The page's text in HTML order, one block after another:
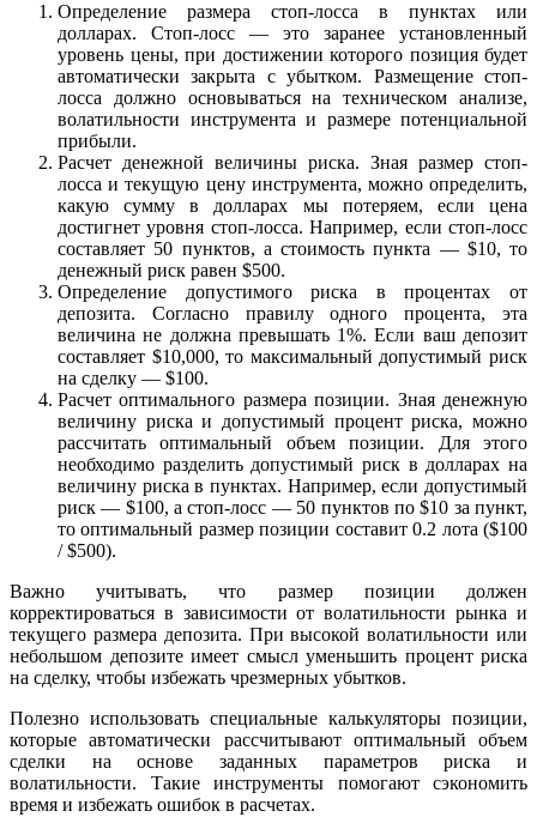
Определение размера стоп-лосса в пунктах или
долларах. Стоп-лосс — это заранее установленный
уровень цены, при достижении которого позиция будет
автоматически закрыта с убытком. Размещение стоп-
лосса должно основываться на техническом анализе,
волатильности инструмента и размере потенциальной
прибыли.
Расчет денежной величины риска. Зная размер стоп-
лосса и текущую цену инструмента, можно определить,
какую сумму в долларах мы потеряем, если цена
достигнет уровня стоп-лосса. Например, если стоп-лосс
составляет 50 пунктов, а стоимость пункта — $10, то
денежный риск равен $500.
Определение допустимого риска в процентах от
депозита. Согласно правилу одного процента, эта
величина не должна превышать 1%. Если ваш депозит
составляет $10,000, то максимальный допустимый риск
на сделку — $100.
Расчет оптимального размера позиции. Зная денежную
величину риска и допустимый процент риска, можно
рассчитать оптимальный объем позиции. Для этого
необходимо разделить допустимый риск в долларах на
величину риска в пунктах. Например, если допустимый
риск — $100, а стоп-лосс — 50 пунктов по $10 за пункт,
то оптимальный размер позиции составит 0.2 лота ($100
/ $500).
Важно учитывать, что размер позиции должен
корректироваться в зависимости от волатильности рынка и
текущего размера депозита. При высокой волатильности или
небольшом депозите имеет смысл уменьшить процент риска
на сделку, чтобы избежать чрезмерных убытков.
Полезно использовать специальные калькуляторы позиции,
которые автоматически рассчитывают оптимальный объем
сделки на основе заданных параметров риска и
волатильности. Такие инструменты помогают сэкономить
время и избежать ошибок в расчетах.